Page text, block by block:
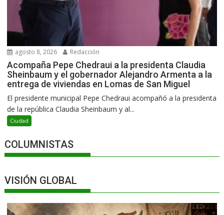
agosto 8, 2026 Redacción
Acompaña Pepe Chedraui a la presidenta Claudia
Sheinbaum y el gobernador Alejandro Armenta a la
entrega de viviendas en Lomas de San Miguel
El presidente municipal Pepe Chedraui acompañó a la presidenta
de la república Claudia Sheinbaum y al...
Ciudad
COLUMNISTAS
VISIÓN GLOBAL